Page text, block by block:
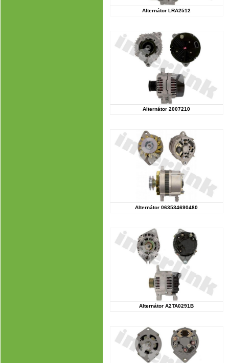
Alternátor LRA2512
Alternátor 2007210
Alternátor 063534690480
Alternátor A2TA0291B